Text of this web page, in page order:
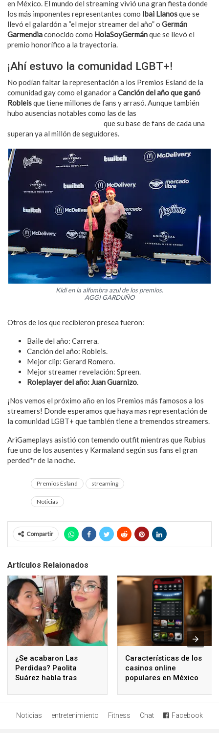
en México. El mundo del streaming vivió una gran fiesta donde
los más imponentes representantes como Ibai Llanosque se
llevó el galardón a “el mejor streamer del año” o Germán
Garmendiaconocido como HolaSoyGermánque se llevó el
premio honorífico a la trayectoria.
¡Ahí estuvo la comunidad LGBT+!
No podían faltar la representación a los Premios Esland de la
comunidad gay como el ganador a Canción del año que ganó
Robleisque tiene millones de fans y arrasó. Aunque también
hubo ausencias notables como las de las
que su base de fans de cada una
superan ya al millón de seguidores.
Kidi en la alfombra azul de los premios.
AGGI GARDUÑO
Otros de los que recibieron presea fueron:
Baile del año: Carrera.
Canción del año: Robleis.
Mejor clip: Gerard Romero.
Mejor streamer revelación: Spreen.
Roleplayer del año: Juan Guarnizo.
¡Nos vemos el próximo año en los Premios más famosos a los
streamers! Donde esperamos que haya mas representación de
la comunidad LGBT+ que también tiene a tremendos streamers.
AriGameplays asistió con temendo outfit mientras que Rubius
fue uno de los ausentes y Karmaland según sus fans el gran
perded*r de la noche.
Premios Esland streaming
Noticias
Compartir
Artículos Relaionados
¿Se acabaron Las
Perdidas? Paolita
Suárez habla tras
de Karina Torres
Características de los
casinos online
populares en México
Noticias entretenimiento Fitness Chat Facebook